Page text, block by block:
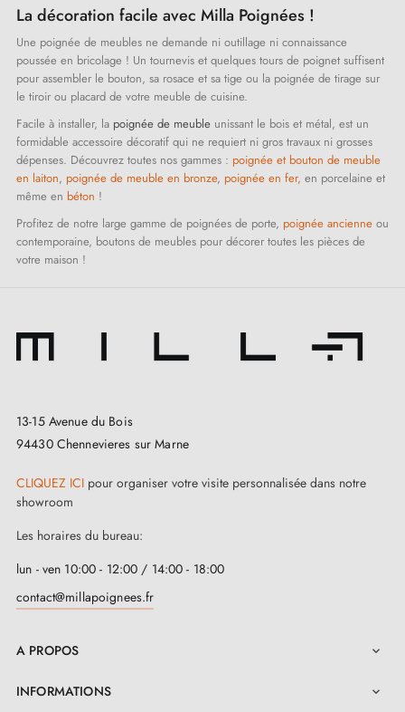
La décoration facile avec Milla Poignées !
Une poignée de meubles ne demande ni outillage ni connaissance
poussée en bricolage ! Un tournevis et quelques tours de poignet suffisent
pour assembler le bouton, sa rosace et sa tige ou la poignée de tirage sur
le tiroir ou placard de votre meuble de cuisine.
Facile à installer, la poignée de meuble unissant le bois et métal, est un
formidable accessoire décoratif qui ne requiert ni gros travaux ni grosses
dépenses. Découvrez toutes nos gammes : poignée et bouton de meuble
en laiton, poignée de meuble en bronze, poignée en fer, en porcelaine et
même en béton !
Profitez de notre large gamme de poignées de porte, poignée ancienne ou
contemporaine, boutons de meubles pour décorer toutes les pièces de
votre maison !
13-15 Avenue du Bois
94430 Chennevieres sur Marne
CLIQUEZ ICI pour organiser votre visite personnalisée dans notre
showroom
Les horaires du bureau:
lun - ven 10:00 - 12:00 / 14:00 - 18:00
contact@millapoignees.fr
A PROPOS 
INFORMATIONS 